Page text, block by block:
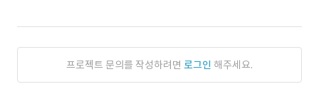
프로젝트 문의를 작성하려면 로그인 해주세요.